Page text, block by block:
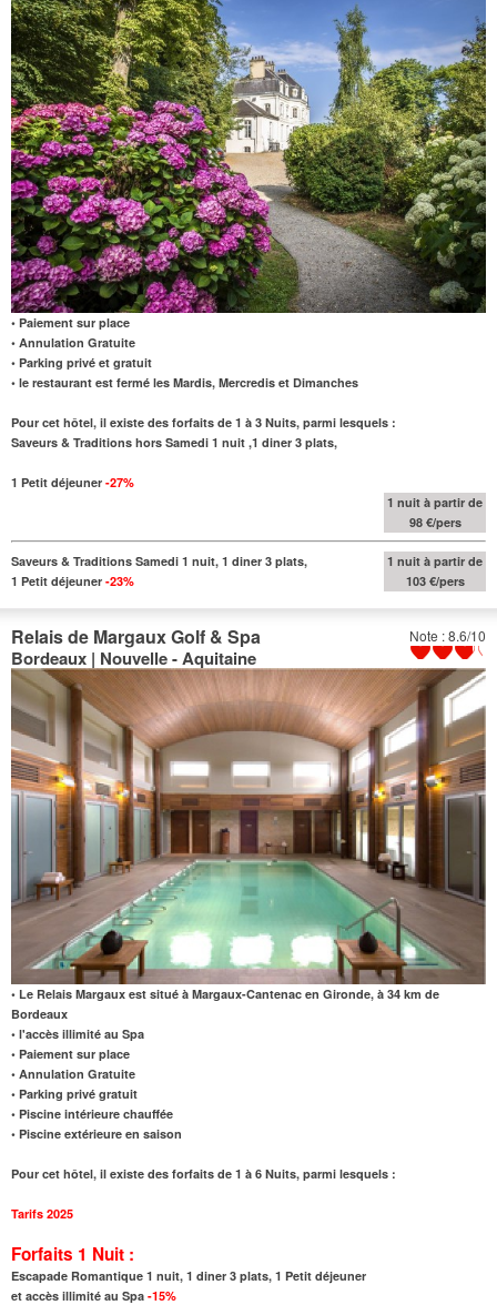
• Paiement sur place
• Annulation Gratuite
• Parking privé et gratuit
• le restaurant est fermé les Mardis, Mercredis et Dimanches
Pour cet hôtel, il existe des forfaits de 1 à 3 Nuits, parmi lesquels :
Saveurs & Traditions hors Samedi 1 nuit ,1 diner 3 plats,
1 Petit déjeuner -27%
1 nuit à partir de
98 €/pers
Saveurs & Traditions Samedi 1 nuit, 1 diner 3 plats,
1 Petit déjeuner -23%
1 nuit à partir de
103 €/pers
Note : 8.6/10
Relais de Margaux Golf & Spa
Bordeaux | Nouvelle - Aquitaine
• Le Relais Margaux est situé à Margaux-Cantenac en Gironde, à 34 km de
Bordeaux
• l'accès illimité au Spa
• Paiement sur place
• Annulation Gratuite
• Parking privé gratuit
• Piscine intérieure chauffée
• Piscine extérieure en saison
Pour cet hôtel, il existe des forfaits de 1 à 6 Nuits, parmi lesquels :
Tarifs 2025
Forfaits 1 Nuit :
Escapade Romantique 1 nuit, 1 diner 3 plats, 1 Petit déjeuner
et accès illimité au Spa -15%